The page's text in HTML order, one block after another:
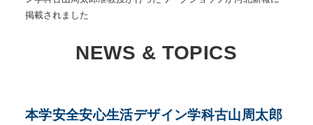
掲載されました
NEWS & TOPICS
本学安全安心生活デザイン学科古山周太郎